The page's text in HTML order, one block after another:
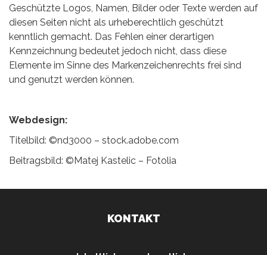
Geschützte Logos, Namen, Bilder oder Texte werden auf
diesen Seiten nicht als urheberechtlich geschützt
kenntlich gemacht. Das Fehlen einer derartigen
Kennzeichnung bedeutet jedoch nicht, dass diese
Elemente im Sinne des Markenzeichenrechts frei sind
und genutzt werden können.
Webdesign:
Titelbild: ©nd3000 – stock.adobe.com
Beitragsbild: ©Matej Kastelic – Fotolia
KONTAKT